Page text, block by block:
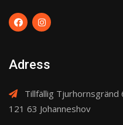
Adress
Tillfällig
121 63 Johanneshov